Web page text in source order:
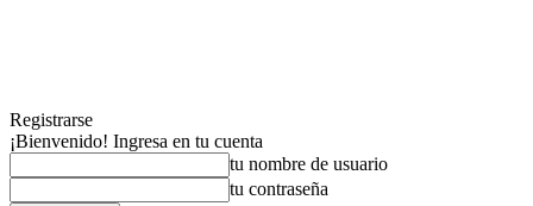
Registrarse
¡Bienvenido! Ingresa en tu cuenta
tu nombre de usuario
tu contraseña